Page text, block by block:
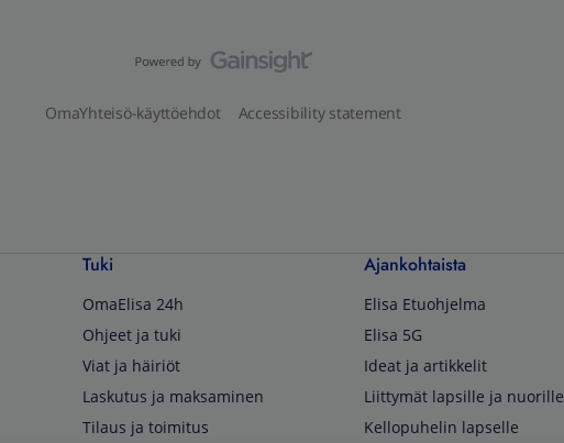
OmaYhteisö-käyttöehdot Accessibility statement
Tuki
OmaElisa 24h
Ohjeet ja tuki
Viat ja häiriöt
Laskutus ja maksaminen
Tilaus ja toimitus
Ajankohtaista
Elisa Etuohjelma
Elisa 5G
Ideat ja artikkelit
Liittymät lapsille ja nuorille
Kellopuhelin lapselle